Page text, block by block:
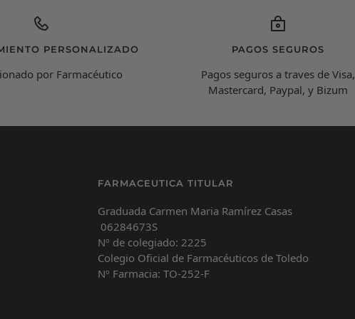
PERSONALIZADO
por Farmacéutico
PAGOS SEGUROS
Pagos seguros a traves de Visa,
Mastercard, Paypal, y Bizum
FARMACEUTICA TITULAR
Graduada Carmen Maria Ramírez Casas
06284673S
Nº de colegiado: 2225
Colegio Oficial de Farmacéuticos de Toledo
Nº Farmacia: TO-252-F